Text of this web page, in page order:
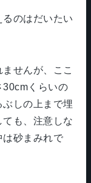
のはだいたい
せんが、ここ
30cmくらいの
しの上まで埋
も、注意しな
は砂まみれで